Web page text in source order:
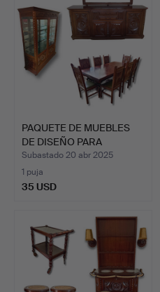
PAQUETE DE MUEBLES
DE DISEÑO PARA
COMEDOR …
Subastado 20 abr 2025
1 puja
35 USD